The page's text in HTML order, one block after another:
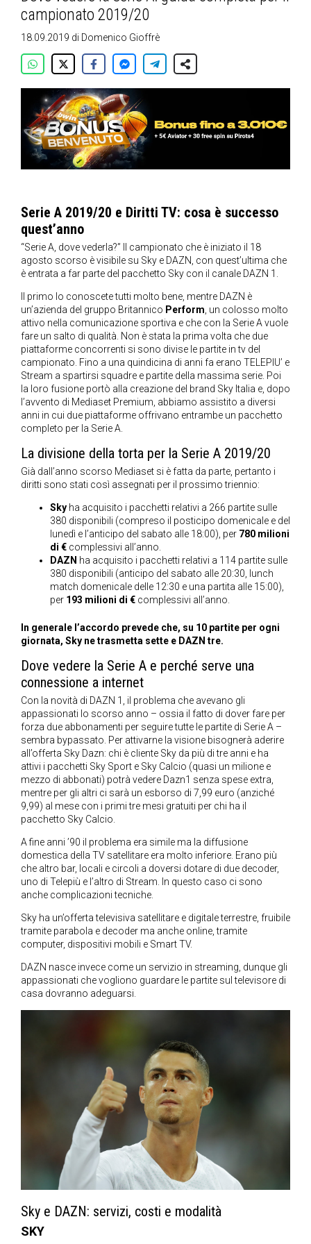
campionato 2019/20
18.09.2019 di Domenico Gioffrè
Serie A 2019/20 e Diritti TV: cosa è successo
quest’anno
“Serie A, dove vederla?” Il campionato che è iniziato il 18
agosto scorso è visibile su Sky e DAZN, con quest’ultima che
è entrata a far parte del pacchetto Sky con il canale DAZN 1.
Il primo lo conoscete tutti molto bene, mentre DAZN è
un’azienda del gruppo Britannico Perform, un colosso molto
attivo nella comunicazione sportiva e che con la Serie A vuole
fare un salto di qualità. Non è stata la prima volta che due
piattaforme concorrenti si sono divise le partite in tv del
campionato. Fino a una quindicina di anni fa erano TELEPIU’ e
Stream a spartirsi squadre e partite della massima serie. Poi
la loro fusione portò alla creazione del brand Sky Italia e, dopo
l’avvento di Mediaset Premium, abbiamo assistito a diversi
anni in cui due piattaforme offrivano entrambe un pacchetto
completo per la Serie A.
La divisione della torta per la Serie A 2019/20
Già dall’anno scorso Mediaset si è fatta da parte, pertanto i
diritti sono stati così assegnati per il prossimo triennio:
Sky ha acquisito i pacchetti relativi a 266 partite sulle
380 disponibili (compreso il posticipo domenicale e del
lunedì e l’anticipo del sabato alle 18:00), per 780 milioni
di € complessivi all’anno.
DAZN ha acquisito i pacchetti relativi a 114 partite sulle
380 disponibili (anticipo del sabato alle 20:30, lunch
match domenicale delle 12:30 e una partita alle 15:00),
per 193 milioni di € complessivi all’anno.
In generale l’accordo prevede che, su 10 partite per ogni
giornata, Sky ne trasmetta sette e DAZN tre.
Dove vedere la Serie A e perché serve una
connessione a internet
Con la novità di DAZN 1, il problema che avevano gli
appassionati lo scorso anno – ossia il fatto di dover fare per
forza due abbonamenti per seguire tutte le partite di Serie A –
sembra bypassato. Per attivarne la visione bisognerà aderire
all’offerta Sky Dazn: chi è cliente Sky da più di tre anni e ha
attivi i pacchetti Sky Sport e Sky Calcio (quasi un milione e
mezzo di abbonati) potrà vedere Dazn1 senza spese extra,
mentre per gli altri ci sarà un esborso di 7,99 euro (anziché
9,99) al mese con i primi tre mesi gratuiti per chi ha il
pacchetto Sky Calcio.
A fine anni ’90 il problema era simile ma la diffusione
domestica della TV satellitare era molto inferiore. Erano più
che altro bar, locali e circoli a doversi dotare di due decoder,
uno di Telepiù e l’altro di Stream. In questo caso ci sono
anche complicazioni tecniche.
Sky ha un’offerta televisiva satellitare e digitale terrestre, fruibile
tramite parabola e decoder ma anche online, tramite
computer, dispositivi mobili e Smart TV.
DAZN nasce invece come un servizio in streaming, dunque gli
appassionati che vogliono guardare le partite sul televisore di
casa dovranno adeguarsi.
Sky e DAZN: servizi, costi e modalità
SKY